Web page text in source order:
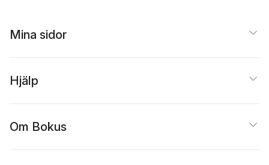
Mina sidor
Hjälp
Om Bokus